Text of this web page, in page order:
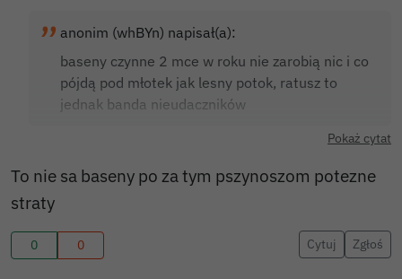
anonim (whBYn) napisał(a):
baseny czynne 2 mce w roku nie zarobią nic i co
pójdą pod młotek jak lesny potok, ratusz to
jednak banda nieudaczników
Pokaż cytat
To nie sa baseny po za tym pszynoszom potezne
straty
0 0 Cytuj Zgłoś